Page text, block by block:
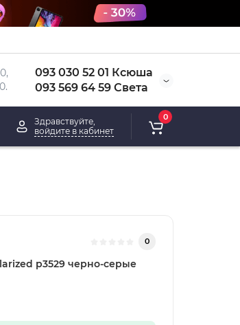
093 030 52 01 Ксюша
093 569 64 59 Света
Здравствуйте,
войдите в кабинет
0
0
p3529 черно-серые